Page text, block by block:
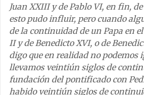
Juan XXIII y de Pablo VI, en fin,
esto pudo influir, pero cuando
de la continuidad de un Papa en el
II y de Benedicto XVI, o de
digo que en realidad no podemos
llevamos veintiún siglos de
fundación del pontificado con
habido veintiún siglos de